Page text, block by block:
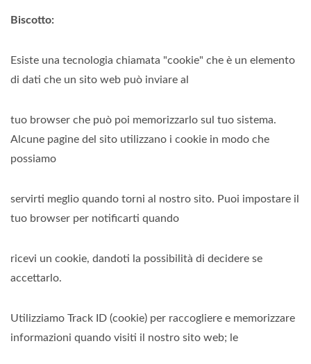
Biscotto:
Esiste una tecnologia chiamata "cookie" che è un elemento
di dati che un sito web può inviare al
tuo browser che può poi memorizzarlo sul tuo sistema.
Alcune pagine del sito utilizzano i cookie in modo che
possiamo
servirti meglio quando torni al nostro sito. Puoi impostare il
tuo browser per notificarti quando
ricevi un cookie, dandoti la possibilità di decidere se
accettarlo.
Utilizziamo Track ID (cookie) per raccogliere e memorizzare
informazioni quando visiti il nostro sito web; le